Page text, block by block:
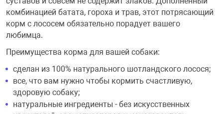
комбинацией батата, гороха и трав, этот потрясающий
корм с лососем обязательно порадует вашего
любимца.
Преимущества корма для вашей собаки:
сделан из 100% натурального шотландского лосося;
все, что вам нужно чтобы кормить счастливую,
здоровую собаку;
натуральные ингредиенты - без искусственных